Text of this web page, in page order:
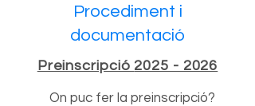
Procediment i
documentació
​Preinscripció 2025 - 2026
On puc fer la preinscripció?